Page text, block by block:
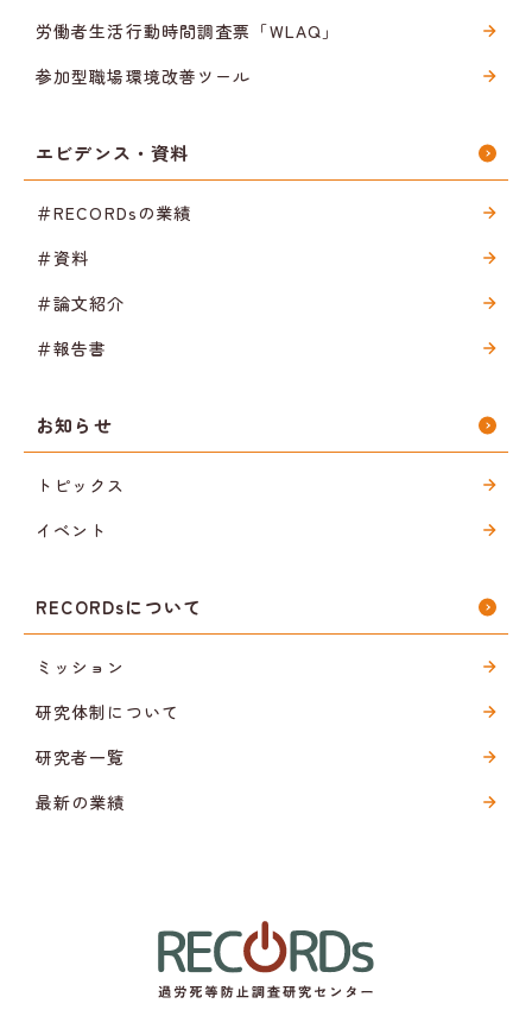
労働者生活行動時間調査票「WLAQ」
参加型職場環境改善ツール
エビデンス・資料
＃RECORDsの業績
＃資料
＃論文紹介
＃報告書
お知らせ
トピックス
イベント
RECORDsについて
ミッション
研究体制について
研究者一覧
最新の業績